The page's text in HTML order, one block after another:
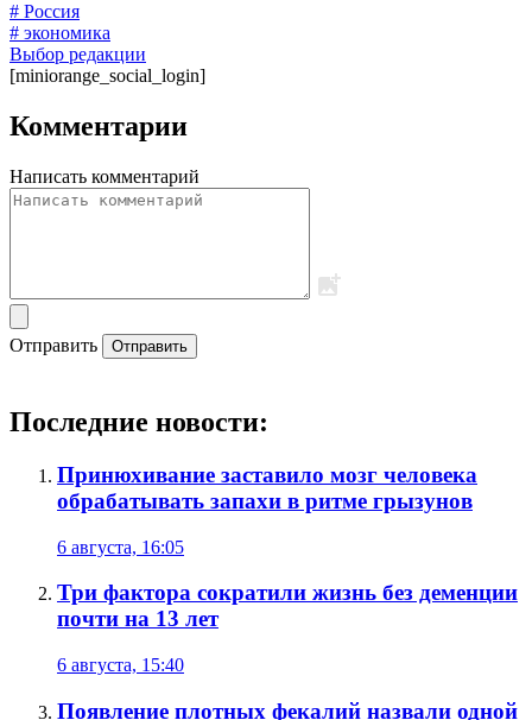
# Россия
# экономика
Выбор редакции
[miniorange_social_login]
Комментарии
Написать комментарий
Отправить Отправить
Последние новости:
Принюхивание заставило мозг человека
обрабатывать запахи в ритме грызунов
6 августа, 16:05
Три фактора сократили жизнь без деменции
почти на 13 лет
6 августа, 15:40
Появление плотных фекалий назвали одной